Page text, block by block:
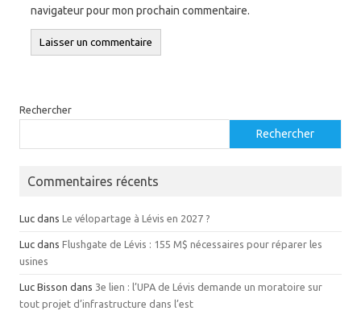
navigateur pour mon prochain commentaire.
Rechercher
Rechercher
Commentaires récents
Luc dans Le vélopartage à Lévis en 2027 ?
Luc dans Flushgate de Lévis : 155 M$ nécessaires pour réparer les
usines
Luc Bisson dans 3e lien : l’UPA de Lévis demande un moratoire sur
tout projet d’infrastructure dans l’est